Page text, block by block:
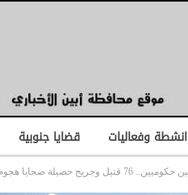
انشطة وفعاليات قضايا جنوبية